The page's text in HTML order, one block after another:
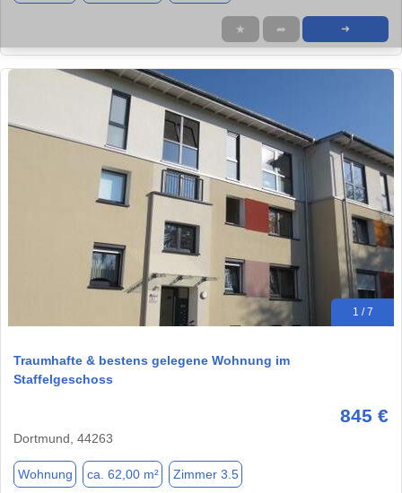
★ ➦ ➜
1 / 7
Traumhafte & bestens gelegene Wohnung im
Staffelgeschoss
845 €
Dortmund, 44263
Wohnung ca. 62,00 m² Zimmer 3.5